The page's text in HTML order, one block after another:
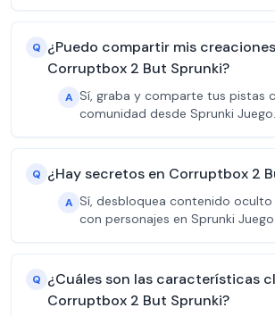
Q ¿Puedo compartir mis
Corruptbox 2 But Sprunki?
A Sí, graba y comparte tus pistas
comunidad desde Sprunki Juego.
Q ¿Hay secretos en Corruptbox 2
A Sí, desbloquea contenido
con personajes en Sprunki Juego.
Q ¿Cuáles son las características
Corruptbox 2 But Sprunki?